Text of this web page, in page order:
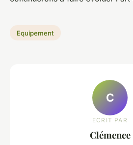
Equipement
C
ECRIT PAR
Clémence